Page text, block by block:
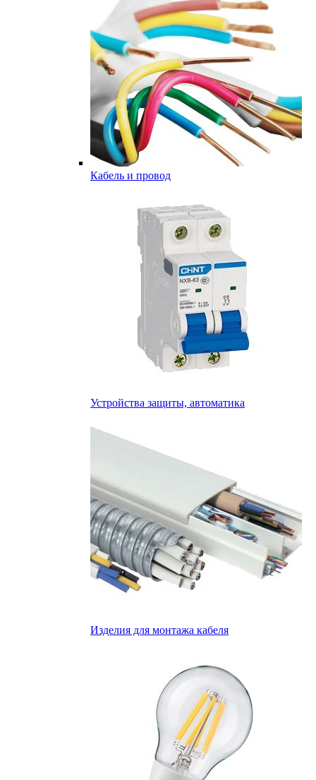
Кабель и провод
Устройства защиты, автоматика
Изделия для монтажа кабеля